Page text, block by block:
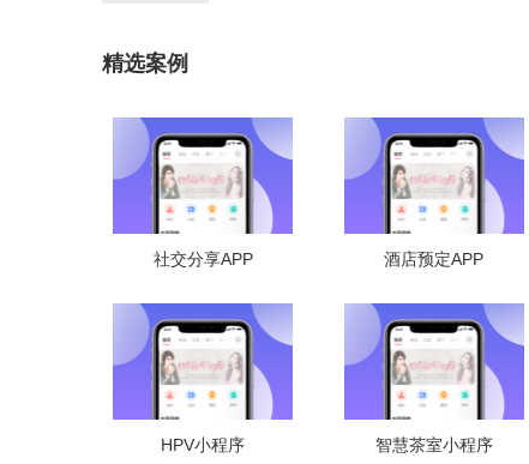
精选案例
社交分享APP 酒店预定APP
HPV小程序 智慧茶室小程序